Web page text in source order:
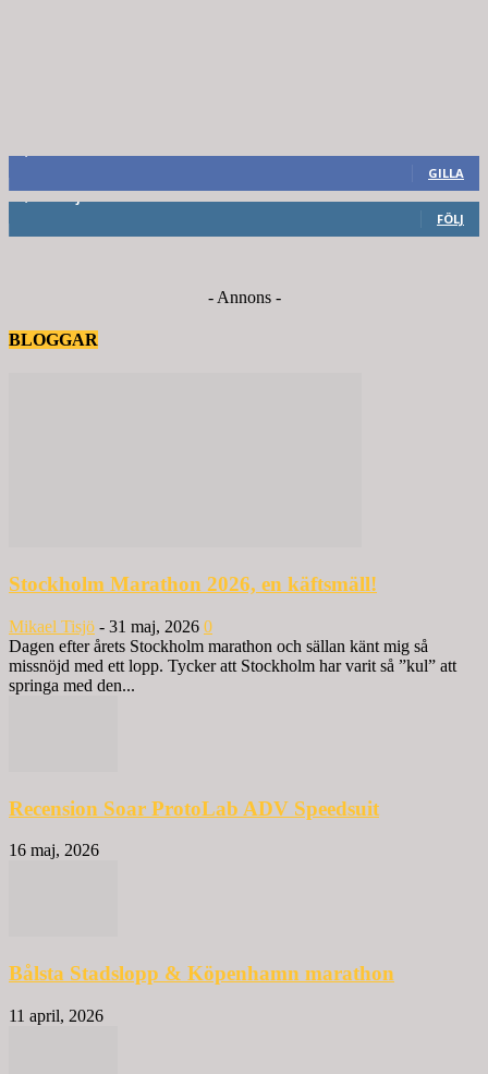
GILLA
FÖLJ
- Annons -
BLOGGAR
Stockholm Marathon 2026, en käftsmäll!
Mikael Tisjö - 31 maj, 2026 0
Dagen efter årets Stockholm marathon och sällan känt mig så
missnöjd med ett lopp. Tycker att Stockholm har varit så ”kul” att
springa med den...
Recension Soar ProtoLab ADV Speedsuit
16 maj, 2026
Bålsta Stadslopp & Köpenhamn marathon
11 april, 2026